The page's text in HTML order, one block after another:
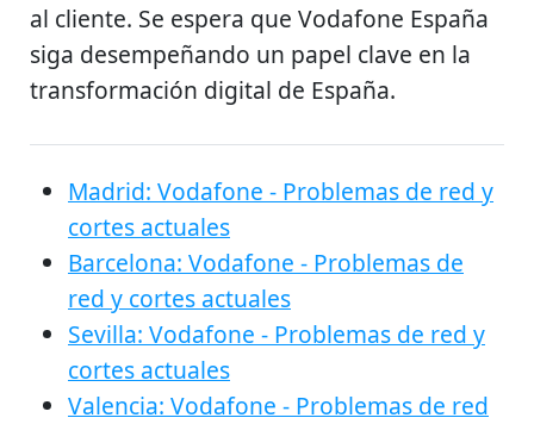
al cliente. Se espera que Vodafone España
siga desempeñando un papel clave en la
transformación digital de España.
Madrid: Vodafone - Problemas de red y
cortes actuales
Barcelona: Vodafone - Problemas de
red y cortes actuales
Sevilla: Vodafone - Problemas de red y
cortes actuales
Valencia: Vodafone - Problemas de red